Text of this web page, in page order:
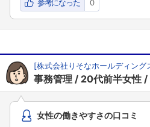
参考になった 0
[株式会社りそなホールディング
事務管理 20代前半女性
女性の働きやすさの口コミ